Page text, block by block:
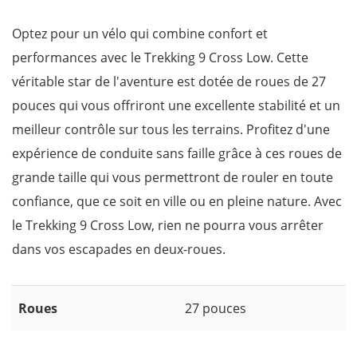
Optez pour un vélo qui combine confort et
performances avec le Trekking 9 Cross Low. Cette
véritable star de l'aventure est dotée de roues de 27
pouces qui vous offriront une excellente stabilité et un
meilleur contrôle sur tous les terrains. Profitez d'une
expérience de conduite sans faille grâce à ces roues de
grande taille qui vous permettront de rouler en toute
confiance, que ce soit en ville ou en pleine nature. Avec
le Trekking 9 Cross Low, rien ne pourra vous arrêter
dans vos escapades en deux-roues.
Roues 27 pouces